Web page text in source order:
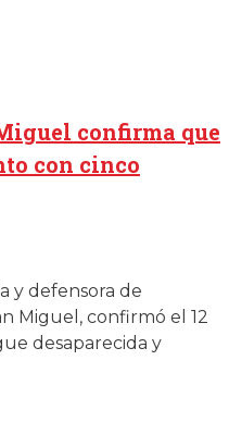
confirma que
con cinco
y defensora de
Miguel, confirmó el 12
desaparecida y